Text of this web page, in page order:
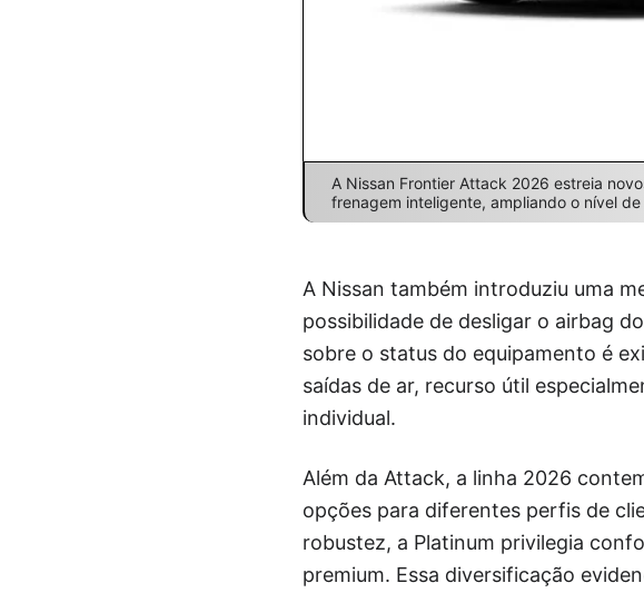
A Nissan Frontier Attack 2026 estreia
frenagem inteligente, ampliando o nível
A Nissan também introduziu uma
possibilidade de desligar o airbag
sobre o status do equipamento é
saídas de ar, recurso útil
individual.
Além da Attack, a linha 2026
opções para diferentes perfis de
robustez, a Platinum privilegia
premium. Essa diversificação